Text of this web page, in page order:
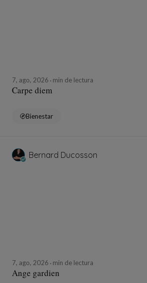
7, ago, 2026 min de lectura
Carpe diem
Bienestar
Bernard Ducosson
7, ago, 2026 min de lectura
Ange gardien